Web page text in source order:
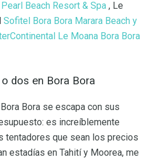
Beach Resort & Spa , Le
Sofitel Bora Bora Marara Beach y
Le Moana Bora Bora
dos en Bora Bora
Bora se escapa con sus
es increíblemente
tentadores que sean los precios
estadías en Tahití y Moorea, me